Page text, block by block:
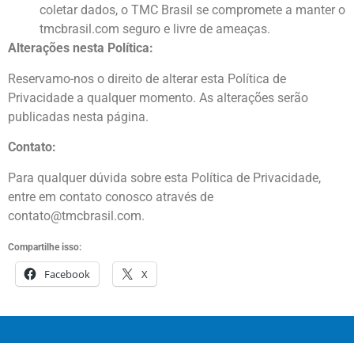
coletar dados, o TMC Brasil se compromete a manter o
tmcbrasil.com seguro e livre de ameaças.
Alterações nesta Política:
Reservamo-nos o direito de alterar esta Política de
Privacidade a qualquer momento. As alterações serão
publicadas nesta página.
Contato:
Para qualquer dúvida sobre esta Política de Privacidade,
entre em contato conosco através de
contato@tmcbrasil.com.
Compartilhe isso:
Facebook X